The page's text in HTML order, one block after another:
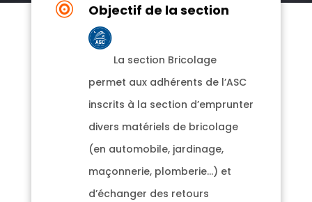
 Objectif de la section
La section Bricolage
permet aux adhérents de l’ASC
inscrits à la section d’emprunter
divers matériels de bricolage
(en automobile, jardinage,
maçonnerie, plomberie…) et
d’échanger des retours